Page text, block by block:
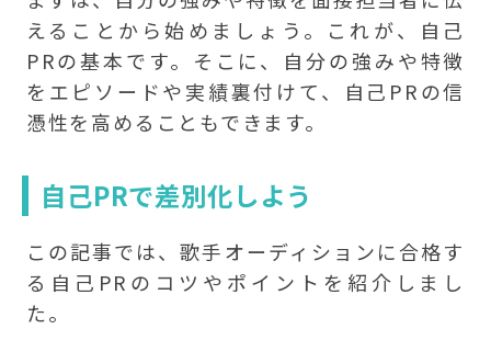
えることから始めましょう。これが、自己
PRの基本です。そこに、自分の強みや特徴
をエピソードや実績裏付けて、自己PRの信
憑性を高めることもできます。
自己PRで差別化しよう
この記事では、歌手オーディションに合格す
る自己PRのコツやポイントを紹介しまし
た。